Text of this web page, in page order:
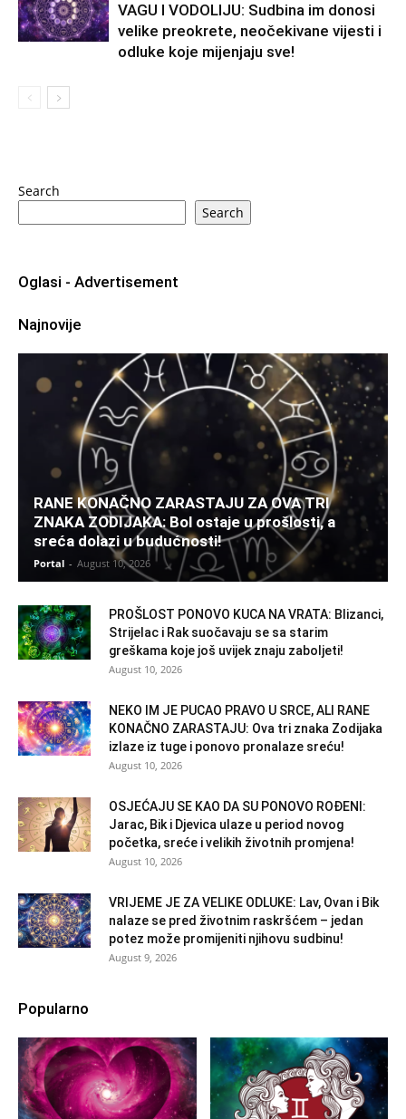
VAGU I VODOLIJU: Sudbina im donosi
velike preokrete, neočekivane vijesti i
odluke koje mijenjaju sve!
Search
Search
Oglasi - Advertisement
Najnovije
RANE KONAČNO ZARASTAJU ZA OVA TRI
ZNAKA ZODIJAKA: Bol ostaje u prošlosti, a
sreća dolazi u budućnosti!
Portal - August 10, 2026
PROŠLOST PONOVO KUCA NA VRATA: Blizanci,
Strijelac i Rak suočavaju se sa starim
greškama koje još uvijek znaju zaboljeti!
August 10, 2026
NEKO IM JE PUCAO PRAVO U SRCE, ALI RANE
KONAČNO ZARASTAJU: Ova tri znaka Zodijaka
izlaze iz tuge i ponovo pronalaze sreću!
August 10, 2026
OSJEĆAJU SE KAO DA SU PONOVO ROĐENI:
Jarac, Bik i Djevica ulaze u period novog
početka, sreće i velikih životnih promjena!
August 10, 2026
VRIJEME JE ZA VELIKE ODLUKE: Lav, Ovan i Bik
nalaze se pred životnim raskršćem – jedan
potez može promijeniti njihovu sudbinu!
August 9, 2026
Popularno